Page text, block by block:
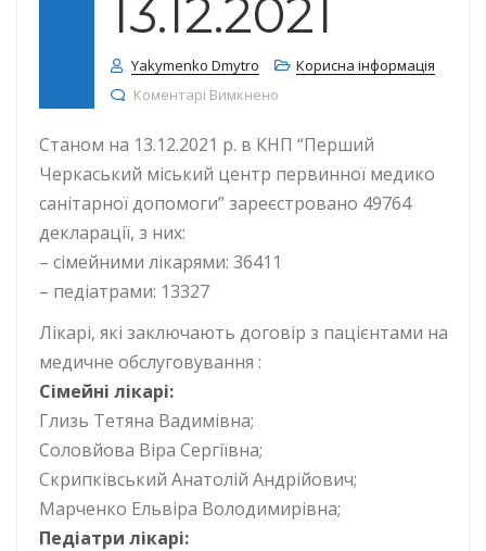
13.12.2021
Yakymenko Dmytro
Корисна інформація
Коментарі Вимкнено
Станом на 13.12.2021 р. в КНП “Перший
Черкаський міський центр первинної медико
санітарної допомоги” зареєстровано 49764
декларації, з них:
– сімейними лікарями: 36411
– педіатрами: 13327
Лікарі, які заключають договір з пацієнтами на
медичне обслуговування :
Сімейні лікарі:
Глизь Тетяна Вадимівна;
Соловйова Віра Сергіївна;
Скрипківський Анатолій Андрійович;
Марченко Ельвіра Володимирівна;
Педіатри лікарі: